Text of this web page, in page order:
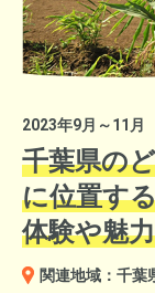
ゼントし、“秋田
2023年9月～11月
千葉県の
に位置す
体験や魅
関連地域：千葉